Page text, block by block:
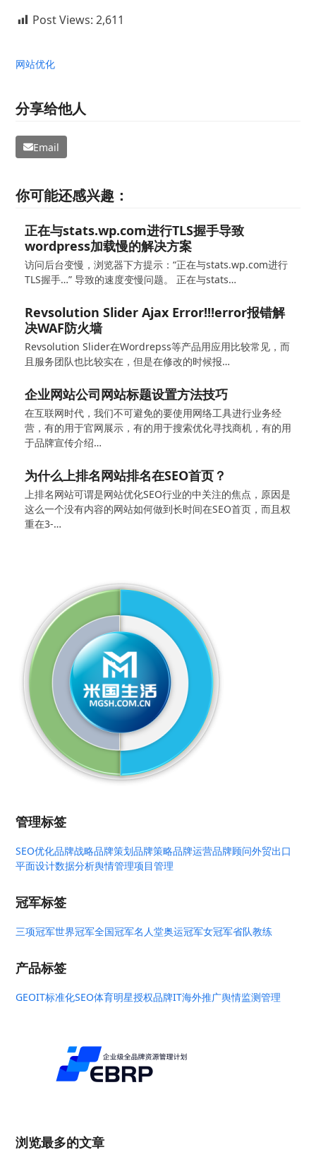
Post Views: 2,611
网站优化
分享给他人
Email
你可能还感兴趣：
正在与stats.wp.com进行TLS握手导致
wordpress加载慢的解决方案
访问后台变慢，浏览器下方提示：“正在与stats.wp.com进行
TLS握手…” 导致的速度变慢问题。 正在与stats…
Revsolution Slider Ajax Error!!!error报错解
决WAF防火墙
Revsolution Slider在Wordrepss等产品用应用比较常见，而
且服务团队也比较实在，但是在修改的时候报…
企业网站公司网站标题设置方法技巧
在互联网时代，我们不可避免的要使用网络工具进行业务经
营，有的用于官网展示，有的用于搜索优化寻找商机，有的用
于品牌宣传介绍…
为什么上排名网站排名在SEO首页？
上排名网站可谓是网站优化SEO行业的中关注的焦点，原因是
这么一个没有内容的网站如何做到长时间在SEO首页，而且权
重在3-…
管理标签
SEO优化品牌战略品牌策划品牌策略品牌运营品牌顾问外贸出口
平面设计数据分析舆情管理项目管理
冠军标签
三项冠军世界冠军全国冠军名人堂奥运冠军女冠军省队教练
产品标签
GEOIT标准化SEO体育明星授权品牌IT海外推广舆情监测管理
浏览最多的文章